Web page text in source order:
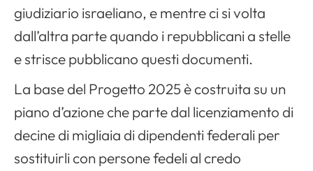
giudiziario israeliano, e mentre ci si volta
dall’altra parte quando i repubblicani a stelle
e strisce pubblicano questi documenti.
La base del Progetto 2025 è costruita su un
piano d’azione che parte dal licenziamento di
decine di migliaia di dipendenti federali per
sostituirli con persone fedeli al credo